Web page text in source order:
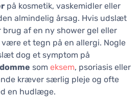
på kosmetik, vaskemidler eller
almindelig årsag. Hvis udslæt
af en ny shower gel eller
være et tegn på en allergi. Nogle
dog et symptom på
som eksem, psoriasis eller
kræver særlig pleje og ofte
en hudlæge.